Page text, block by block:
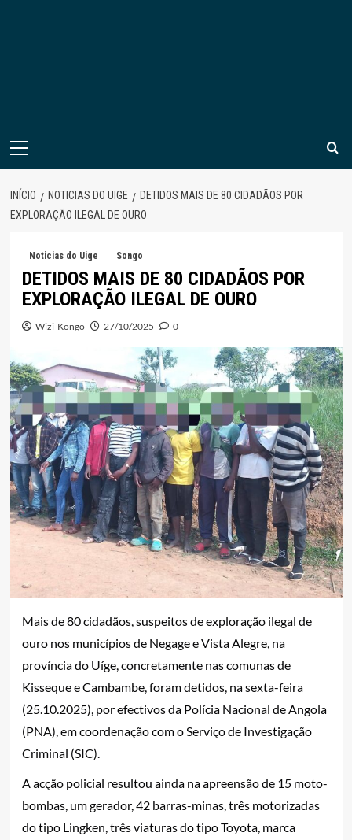
Menu
INÍCIO NOTICIAS DO UIGE
DETIDOS MAIS DE 80 CIDADÃOS POR
EXPLORAÇÃO ILEGAL DE OURO
Noticias do Uige Songo
DETIDOS MAIS DE 80 CIDADÃOS POR
EXPLORAÇÃO ILEGAL DE OURO
Wizi-Kongo 27/10/2025 0
Mais de 80 cidadãos, suspeitos de exploração ilegal de
ouro nos municípios de Negage e Vista Alegre, na
província do Uíge, concretamente nas comunas de
Kisseque e Cambambe, foram detidos, na sexta-feira
(25.10.2025), por efectivos da Polícia Nacional de Angola
(PNA), em coordenação com o Serviço de Investigação
Criminal (SIC).
A acção policial resultou ainda na apreensão de 15 moto-
bombas, um gerador, 42 barras-minas, três motorizadas
do tipo Lingken, três viaturas do tipo Toyota, marca